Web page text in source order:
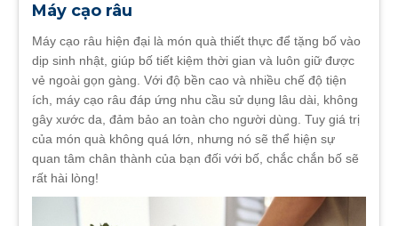
Máy cạo râu
Máy cạo râu hiện đại là món quà thiết thực để tặng bố vào
dịp sinh nhật, giúp bố tiết kiệm thời gian và luôn giữ được
vẻ ngoài gọn gàng. Với độ bền cao và nhiều chế độ tiện
ích, máy cạo râu đáp ứng nhu cầu sử dụng lâu dài, không
gây xước da, đảm bảo an toàn cho người dùng. Tuy giá trị
của món quà không quá lớn, nhưng nó sẽ thể hiện sự
quan tâm chân thành của bạn đối với bố, chắc chắn bố sẽ
rất hài lòng!